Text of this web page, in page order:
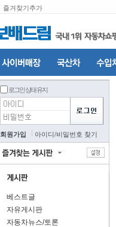
즐겨찾기추가
로그인 상태 유지
회원가입 아이디/비밀번호 찾기
베스트글
자유게시판
자동차뉴스/토론